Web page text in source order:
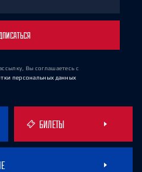
Вы соглашаетесь с
персональных данных
БИЛЕТЫ